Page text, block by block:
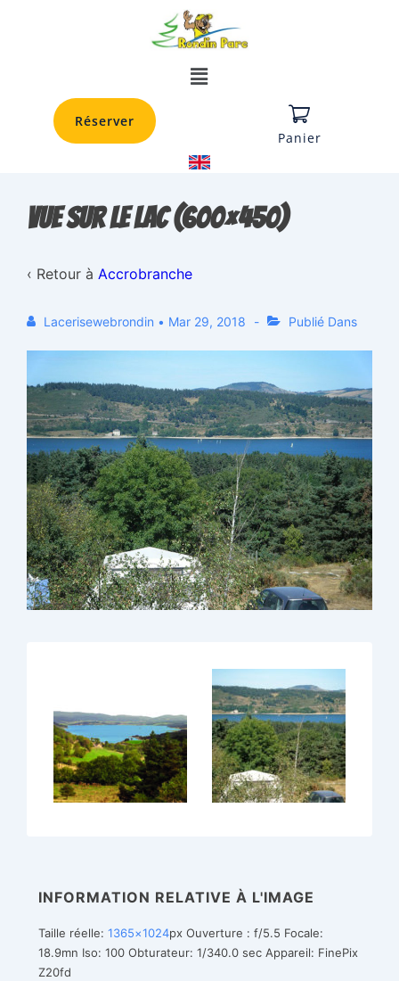
Réserver
Panier
Vue sur le lac (600×450)
‹ Retour à Accrobranche
Lacerisewebrondin • Mar 29, 2018 Publié Dans
INFORMATION RELATIVE À L'IMAGE
Taille réelle: 1365×1024px Ouverture : f/5.5 Focale:
18.9mn Iso: 100 Obturateur: 1/340.0 sec Appareil: FinePix
Z20fd